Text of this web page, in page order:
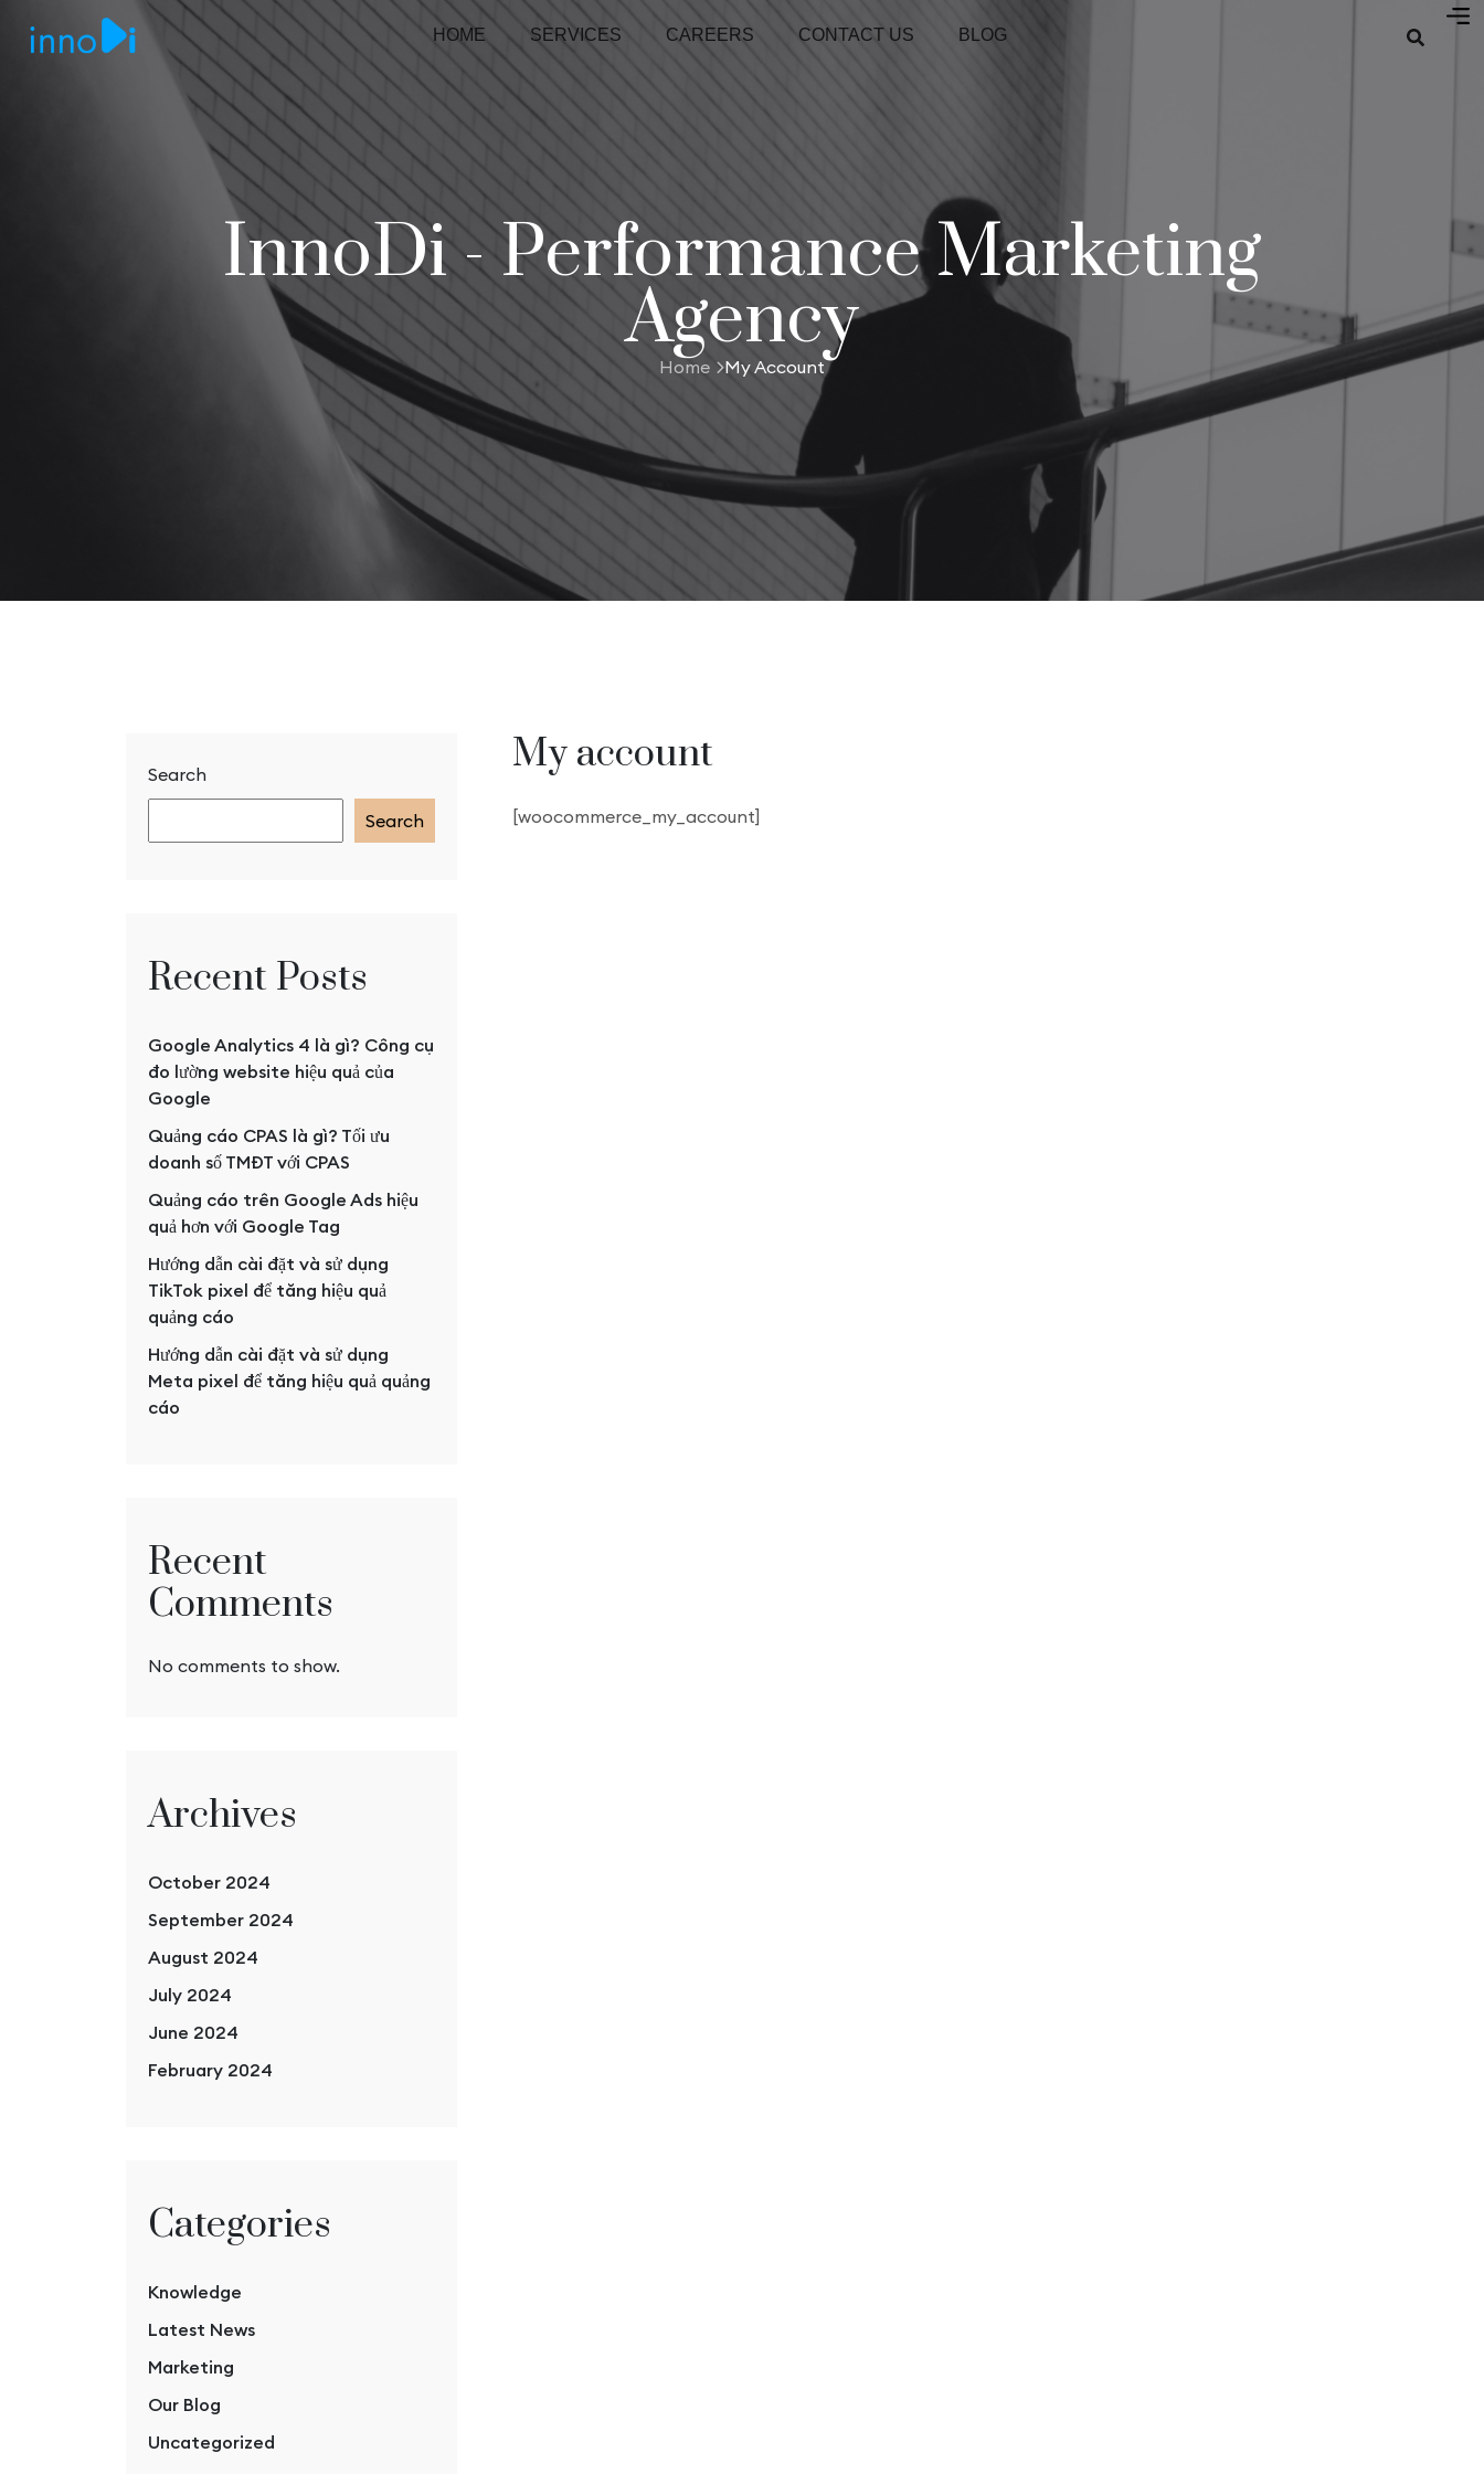
HOME SERVICES CAREERS CONTACT US BLOG
InnoDi - Performance Marketing
Agency
Home My Account
Search
Search
Recent Posts
Google Analytics 4 là gì? Công cụ
đo lường website hiệu quả của
Google
Quảng cáo CPAS là gì? Tối ưu
doanh số TMĐT với CPAS
Quảng cáo trên Google Ads hiệu
quả hơn với Google Tag
Hướng dẫn cài đặt và sử dụng
TikTok pixel để tăng hiệu quả
quảng cáo
Hướng dẫn cài đặt và sử dụng
Meta pixel để tăng hiệu quả quảng
cáo
Recent
Comments
No comments to show.
Archives
October 2024
September 2024
August 2024
July 2024
June 2024
February 2024
Categories
Knowledge
Latest News
Marketing
Our Blog
Uncategorized
My account
[woocommerce_my_account]